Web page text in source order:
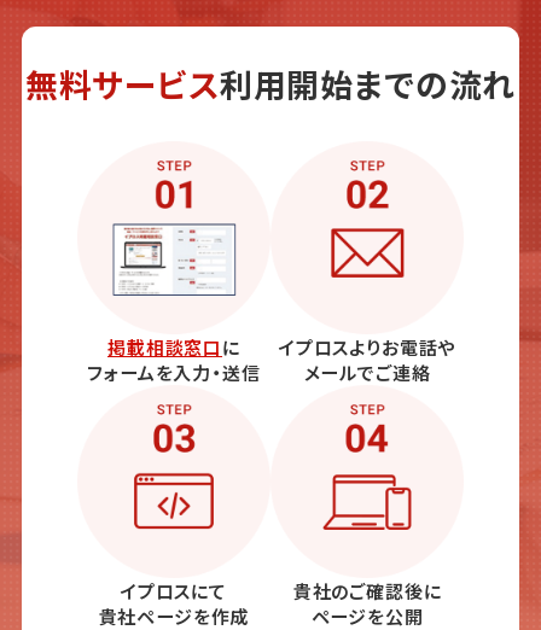
無料サービス利用開始までの流れ
掲載相談窓口に
フォームを入力・送信
イプロスよりお電話や
メールでご連絡
イプロスにて
貴社ページを作成
貴社のご確認後に
ページを公開